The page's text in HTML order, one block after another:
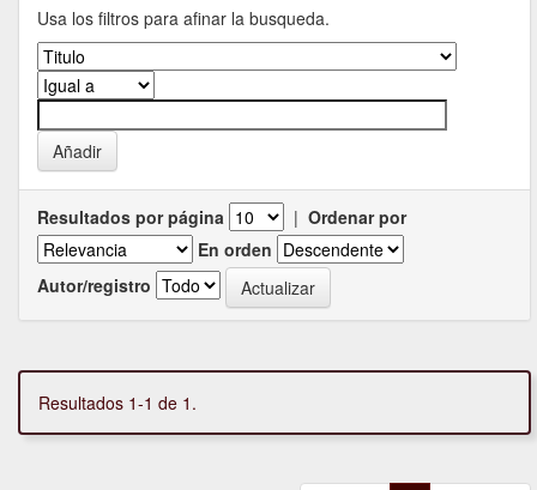
Usa los filtros para afinar la busqueda.
Resultados por página | Ordenar por
En orden
Autor/registro
Resultados 1-1 de 1.